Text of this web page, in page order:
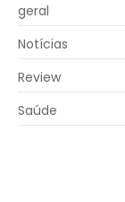
geral
Notícias
Review
Saúde